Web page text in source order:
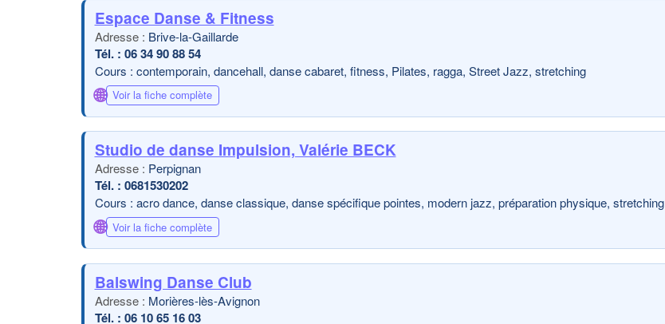
Espace Danse & Fitness
Brive-la-Gaillarde
06 34 90 88 54
Cours : contemporain, dancehall, danse cabaret, fitness, Pilates, ragga, Street Jazz, stretching
🌐 Voir la fiche complète
Studio de danse Impulsion, Valérie BECK
Perpignan
0681530202
Cours : acro dance, danse classique, danse spécifique pointes, modern jazz, préparation physique, stretching
🌐 Voir la fiche complète
Balswing Danse Club
Morières-lès-Avignon
06 10 65 16 03